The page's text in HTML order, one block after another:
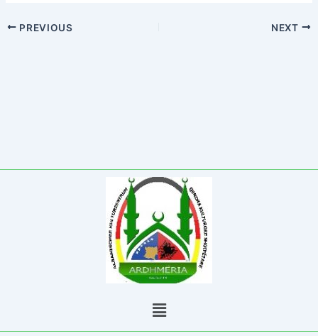
PREVIOUS NEXT
Menu